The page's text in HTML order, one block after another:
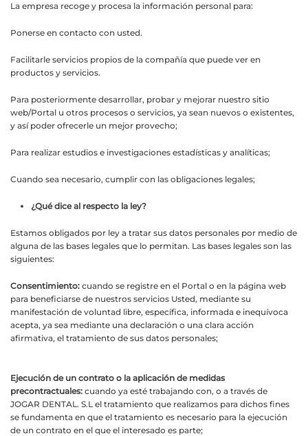
La empresa recoge y procesa la información personal para:
Ponerse en contacto con usted.
Facilitarle servicios propios de la compañía que puede ver en
productos y servicios.
Para posteriormente desarrollar, probar y mejorar nuestro sitio
web/Portal u otros procesos o servicios, ya sean nuevos o existentes,
y así poder ofrecerle un mejor provecho;
Para realizar estudios e investigaciones estadísticas y analíticas;
Cuando sea necesario, cumplir con las obligaciones legales;
¿Qué dice al respecto la ley?
Estamos obligados por ley a tratar sus datos personales por medio de
alguna de las bases legales que lo permitan. Las bases legales son las
siguientes:
Consentimiento: cuando se registre en el Portal o en la página web
para beneficiarse de nuestros servicios Usted, mediante su
manifestación de voluntad libre, específica, informada e inequívoca
acepta, ya sea mediante una declaración o una clara acción
afirmativa, el tratamiento de sus datos personales;
Ejecución de un contrato o la aplicación de medidas
precontractuales: cuando ya esté trabajando con, o a través de
JOGAR DENTAL. S.L el tratamiento que realizamos para dichos fines
se fundamenta en que el tratamiento es necesario para la ejecución
de un contrato en el que el interesado es parte;